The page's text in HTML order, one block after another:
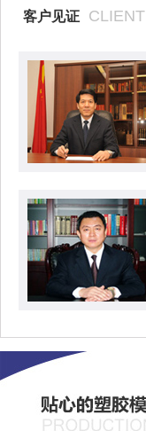
客户见证 CLIENT